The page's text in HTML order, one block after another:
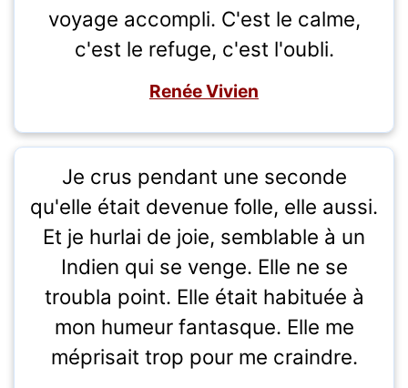
voyage accompli. C'est le calme,
c'est le refuge, c'est l'oubli.
Renée Vivien
Je crus pendant une seconde
qu'elle était devenue folle, elle aussi.
Et je hurlai de joie, semblable à un
Indien qui se venge. Elle ne se
troubla point. Elle était habituée à
mon humeur fantasque. Elle me
méprisait trop pour me craindre.